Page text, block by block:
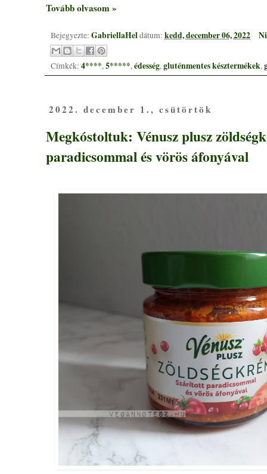
Tovább olvasom »
Bejegyezte: GabriellaHeldátum: kedd, december 06, 2022
Címkék: 4****,5*****,édesség,gluténmentes késztermékek,
2022. december 1., csütörtök
Megkóstoltuk: Vénusz plusz
paradicsommal és vörös áfonyával